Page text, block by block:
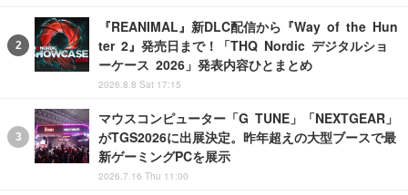
『REANIMAL』新DLC配信から『Way of the Hun
ter 2』発売日まで！「THQ Nordic デジタルショ
ーケース 2026」発表内容ひとまとめ
2026.8.8 Sat 17:15
マウスコンピューター「G TUNE」「NEXTGEAR」
がTGS2026に出展決定。昨年超えの大型ブースで最
新ゲーミングPCを展示
2026.7.16 Thu 11:00